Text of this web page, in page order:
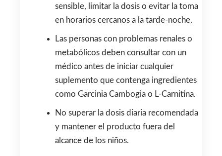
sensible, limitar la dosis o evitar la toma
en horarios cercanos a la tarde-noche.
Las personas con problemas renales o
metabólicos deben consultar con un
médico antes de iniciar cualquier
suplemento que contenga ingredientes
como Garcinia Cambogia o L-Carnitina.
No superar la dosis diaria recomendada
y mantener el producto fuera del
alcance de los niños.